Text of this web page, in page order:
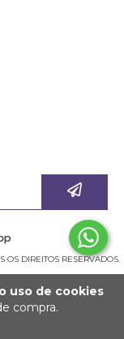
uso de cookies
compra.
OS DIREITOS RESERVADOS.